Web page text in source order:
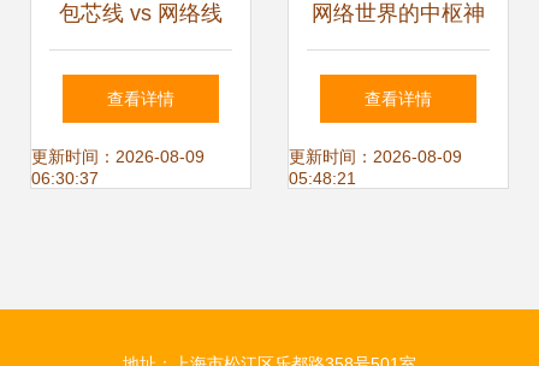
包芯线 vs 网络线
模式对决如何重塑
通讯未来？
查看详情
更新时间：2026-08-09
06:30:37
网络世界的中枢神
经 网络线的选择与
运用
查看详情
更新时间：2026-08-09
05:48:21